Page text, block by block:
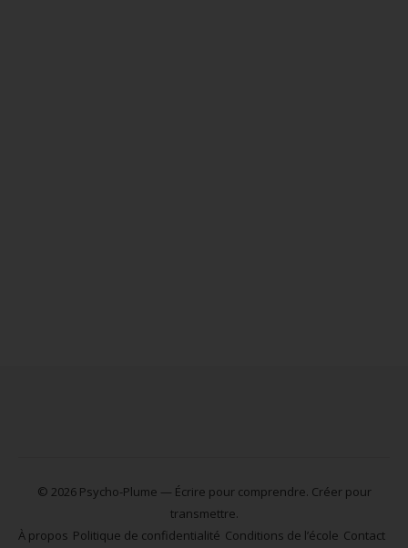
© 2026 Psycho-Plume — Écrire pour comprendre. Créer pour
transmettre.
À propos Politique de confidentialité Conditions de l’école Contact